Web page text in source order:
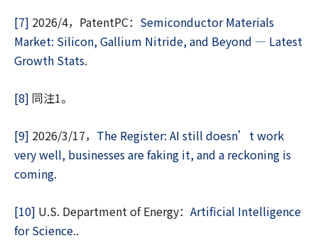
[7] 2026/4，PatentPC： Semiconductor Materials
Market: Silicon, Gallium Nitride, and Beyond — Latest
Growth Stats.
[8] 同注1。
[9] 2026/3/17， The Register: AI still doesn’t work
very well, businesses are faking it, and a reckoning is
coming.
[10] U.S. Department of Energy： Artificial Intelligence
for Science..